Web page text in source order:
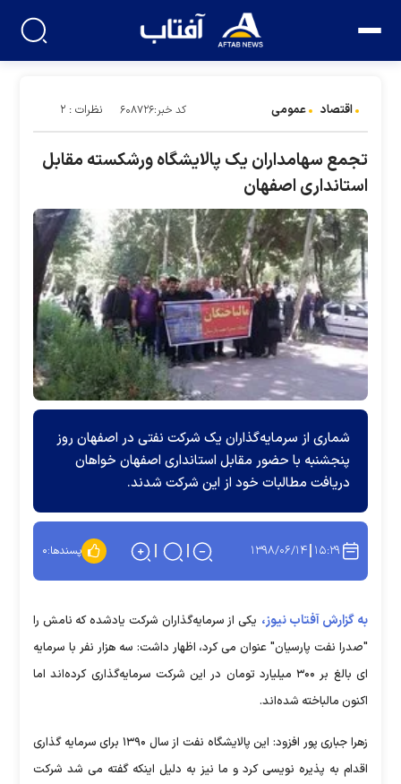
اقتصاد عمومی کد خبر:۶۰۸۷۲۶ نظرات : ۲
تجمع سهامداران یک پالایشگاه ورشکسته مقابل
استانداری اصفهان
شماری از سرمایه‌گذاران یک شرکت نفتی در اصفهان روز
پنجشنبه با حضور مقابل استانداری اصفهان خواهان
دریافت مطالبات خود از این شرکت شدند.
۱۵:۲۹ ۱۳۹۸/۰۶/۱۴ پسندها:۰
به گزارش آفتاب نیوز، یکی از سرمایه‌گذاران شرکت یادشده که نامش را
"صدرا نفت پارسیان" عنوان می کرد، اظهار داشت: سه هزار نفر با سرمایه
ای بالغ بر ۳۰۰ میلیارد تومان در این شرکت سرمایه‌گذاری کرده‌اند اما
اکنون مالباخته شده‌اند.
زهرا جباری پور افزود: این پالایشگاه نفت از سال ۱۳۹۰ برای سرمایه گذاری
اقدام به پذیره نویسی کرد و ما نیز به دلیل اینکه گفته می شد شرکت